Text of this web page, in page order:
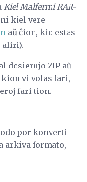
Kiel Malfermi RAR-
kiel vere
aŭ ĉion, kio estas
aliri).
dosierujo ZIP aŭ
vi volas fari,
fari tion.
por konverti
arkiva formato,